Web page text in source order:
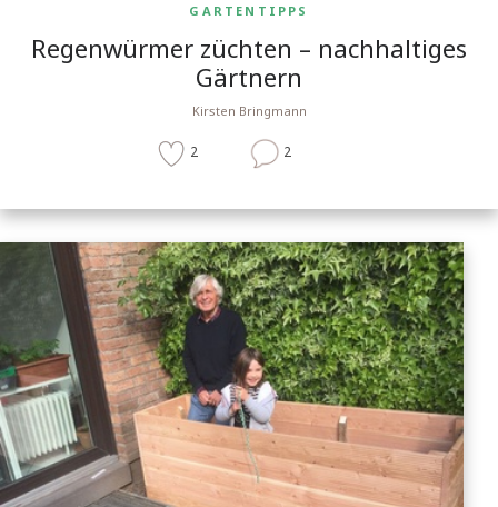
GARTENTIPPS
Regenwürmer züchten – nachhaltiges
Gärtnern
Kirsten Bringmann
2 2